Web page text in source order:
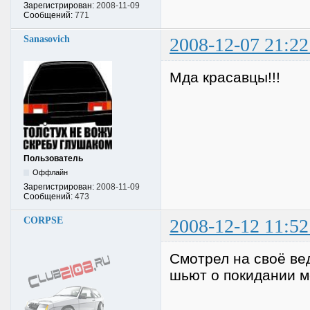
Зарегистрирован: 2008-11-09
Сообщений: 771
Sanasovich 2008-12-07
Пользователь
Оффлайн
Зарегистрирован: 2008-11-09
Сообщений: 473
Мда красавцы!!!
CORPSE 2008-12-12
Смотрел на своё
шьют о покидании